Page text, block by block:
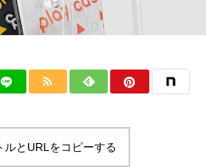
ルとURLをコピーする